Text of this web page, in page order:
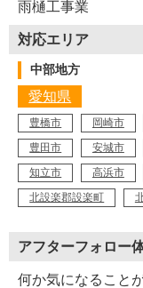
雨樋工事業
対応エリア
中部地方
愛知県
豊橋市 岡崎市
豊田市
安城市
知立市
高浜市
北設楽郡設楽町
アフターフォロー
何か気になること